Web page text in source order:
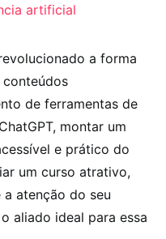
a forma
de ferramentas de
montar um
e prático do
um curso atrativo,
atenção do seu
aliado ideal para essa